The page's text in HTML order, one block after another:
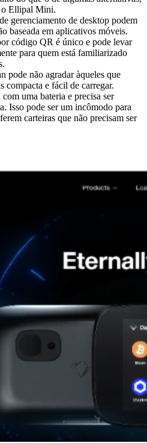
o Ellipal Mini.
gerenciamento de desktop podem
baseada em aplicativos móveis.
código QR é único e pode levar
para quem está familiarizado
pode não agradar àqueles que
compacta e fácil de carregar.
uma bateria e precisa ser
Isso pode ser um incômodo para
carteiras que não precisam ser